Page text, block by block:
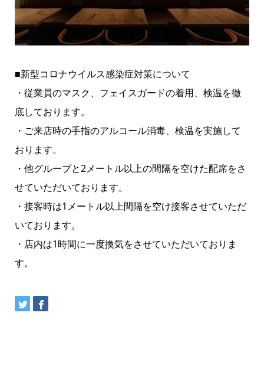
■新型コロナウイルス感染症対策について
・従業員のマスク、フェイスガードの着用、検温を徹
底しております。
・ご来店時の手指のアルコール消毒、検温を実施して
おります。
・他グループと2メートル以上の間隔を空けた配席をさ
せていただいております。
・接客時は1メートル以上間隔を空け接客させていただ
いております。
・店内は1時間に一度換気をさせていただいておりま
す。